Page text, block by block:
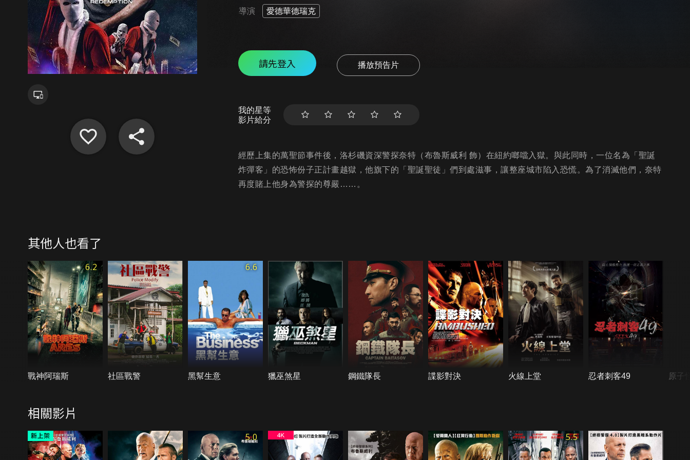
導演 愛德華德瑞克
請先登入 播放預告片
我的星等
影片給分
經歷上集的萬聖節事件後，洛杉磯資深警探奈特（布魯斯威利 飾）在紐約啷噹入獄。與此同時，一位名為「聖誕
炸彈客」的恐怖份子正計畫越獄，他旗下的「聖誕聖徒」們到處滋事，讓整座城市陷入恐慌。為了消滅他們，奈特
再度賭上他身為警探的尊嚴……。
其他人也看了
6.2
戰神阿瑞斯 社區戰警
6.6
黑幫生意 獵巫煞星 鋼鐵隊長 諜影對決 火線上堂 忍者刺客49 原子
相關影片
5.0 5.5